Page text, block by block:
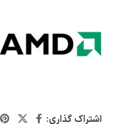
اشتراک گذاری: